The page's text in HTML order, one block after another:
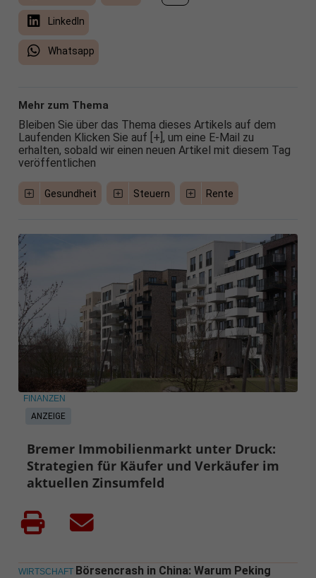
LinkedIn
Whatsapp
Mehr zum Thema
Bleiben Sie über das Thema dieses Artikels auf dem
Laufenden Klicken Sie auf [+], um eine E-Mail zu
erhalten, sobald wir einen neuen Artikel mit diesem Tag
veröffentlichen
Gesundheit Steuern Rente
ANZEIGE
FINANZEN
Bremer Immobilienmarkt unter Druck:
Strategien für Käufer und Verkäufer im
aktuellen Zinsumfeld
WIRTSCHAFT Börsencrash in China: Warum Peking